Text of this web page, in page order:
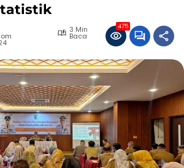
3 Min
Baca
475